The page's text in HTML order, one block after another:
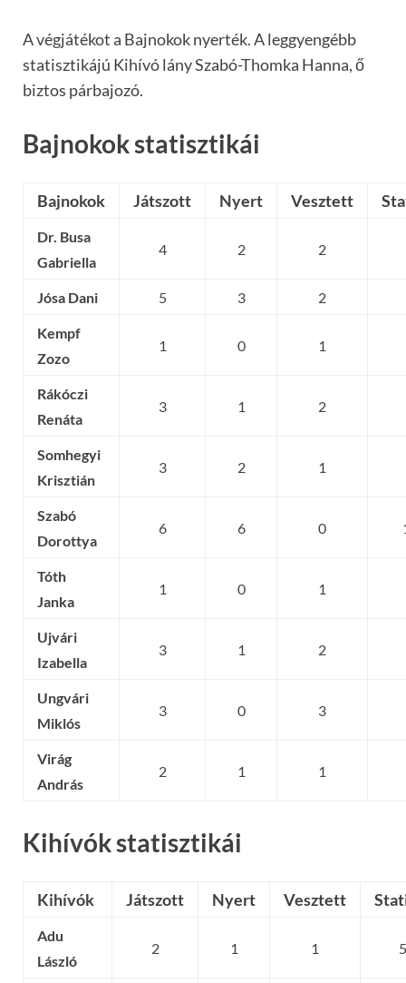
A végjátékot a Bajnokok nyerték. A leggyengébb
statisztikájú Kihívó lány Szabó-Thomka Hanna, ő
biztos párbajozó.
Bajnokok statisztikái
Bajnokok Játszott Nyert Vesztett
Dr. Busa
Gabriella
4 2 2
Jósa Dani 5 3 2
Kempf
Zozo
1 0 1
Rákóczi
Renáta
3 1 2
Somhegyi
Krisztián
3 2 1
Szabó
Dorottya
6 6 0
Tóth
Janka
1 0 1
Ujvári
Izabella
3 1 2
Ungvári
Miklós
3 0 3
Virág
András
2 1 1
Kihívók statisztikái
Kihívók Játszott Nyert Vesztett
Adu
László
2 1 1